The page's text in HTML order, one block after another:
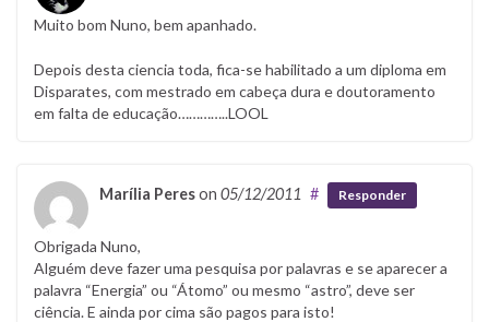
Muito bom Nuno, bem apanhado.
Depois desta ciencia toda, fica-se habilitado a um diploma em
Disparates, com mestrado em cabeça dura e doutoramento
em falta de educação…………..LOOL
Marília Pereson 05/12/2011 # Responder
Obrigada Nuno,
Alguém deve fazer uma pesquisa por palavras e se aparecer a
palavra “Energia” ou “Átomo” ou mesmo “astro”, deve ser
ciência. E ainda por cima são pagos para isto!